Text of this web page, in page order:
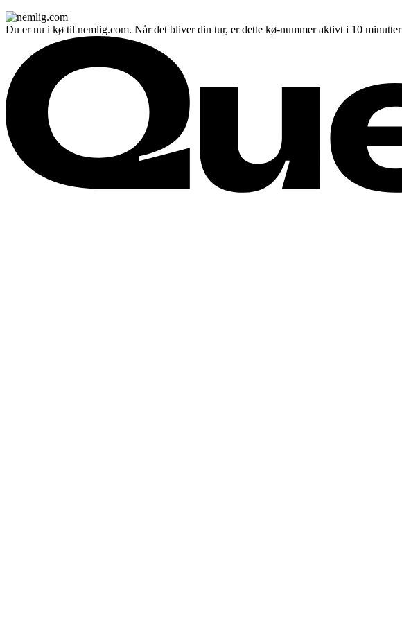
Du er nu i kø til nemlig.com. Når det bliver din tur, er dette kø-nummer aktivt i 10 minutter